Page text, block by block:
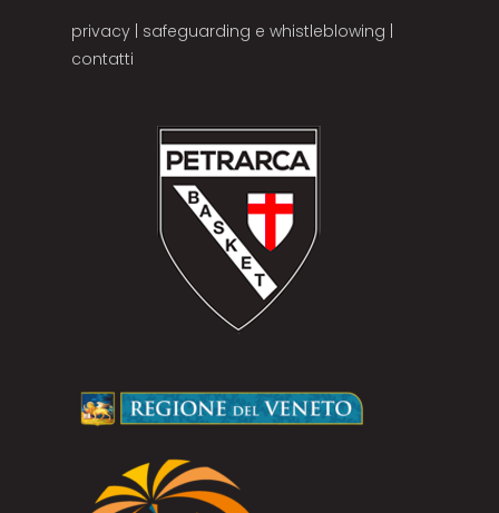
privacy safeguarding e whistleblowing
contatti